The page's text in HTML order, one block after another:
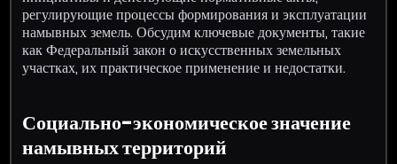
регулирующие процессы формирования и эксплуатации
намывных земель. Обсудим ключевые документы, такие
как Федеральный закон о искусственных земельных
участках, их практическое применение и недостатки.
Социально-экономическое значение
намывных территорий